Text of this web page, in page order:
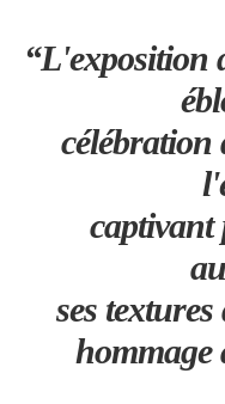
“L'exposition
célébration
captivant
ses